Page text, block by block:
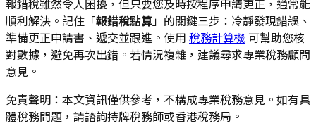
報錯稅雖然令人困擾，但只要您及時按程序申請更正，通常能
順利解決。記住「報錯稅點算」的關鍵三步：冷靜發現錯誤、
準備更正申請書、遞交並跟進。使用 稅務計算機 可幫助您核
對數據，避免再次出錯。若情況複雜，建議尋求專業稅務顧問
意見。
免責聲明：本文資訊僅供參考，不構成專業稅務意見。如有具
體稅務問題，請諮詢持牌稅務師或香港稅務局。